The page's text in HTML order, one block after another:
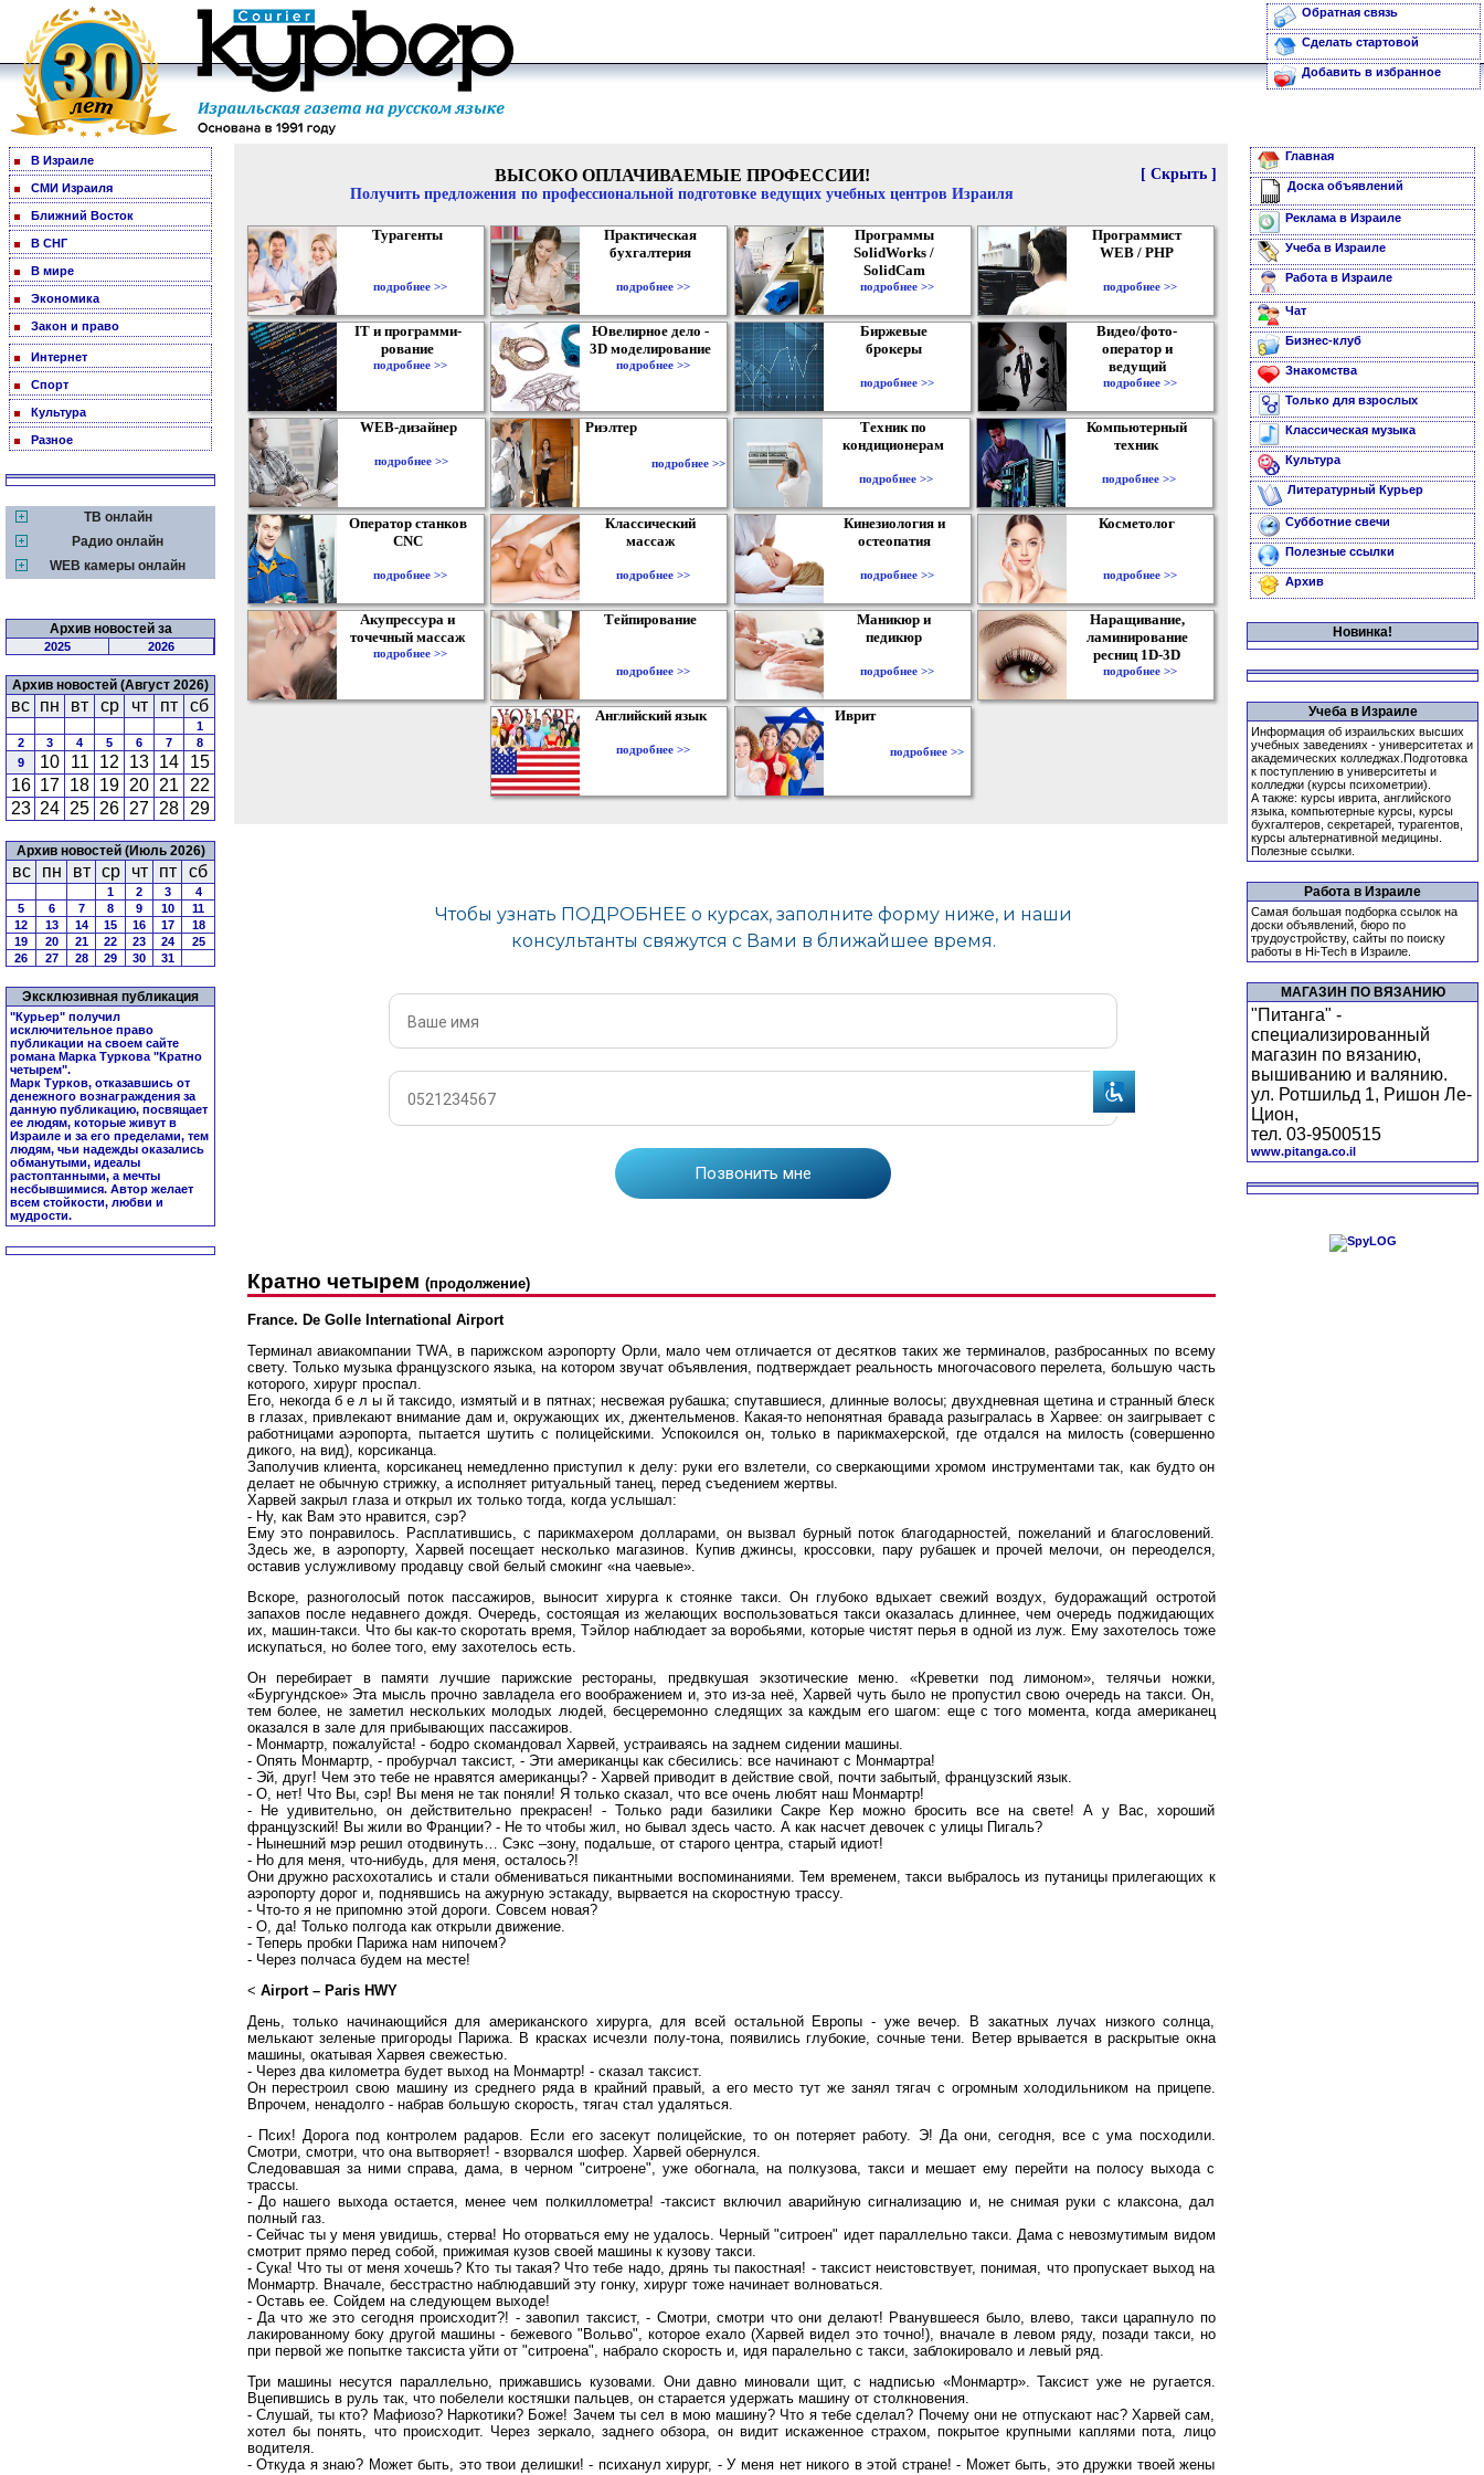
Обратная связь
Сделать стартовой
Добавить в избранное
В Израиле
СМИ Израиля
Ближний Восток
В СНГ
В мире
Экономика
Закон и право
Интернет
Спорт
Культура
Разное
ТВ онлайн
Радио онлайн
WEB камеры онлайн
Архив новостей за
2025 2026
Архив новостей (Август 2026)
вс пн вт ср чт пт сб
1
2
3 4 5 6 7
8
9
10 11 12 13 14
15
16 17 18 19 20 21
22
23 24 25 26 27 28 29
Архив новостей (Июль 2026)
вс пн вт ср чт пт сб
1 2 3
4
5
6 7 8 9 10
11
12
13 14 15 16 17
18
19
20 21 22 23 24
25
26
27 28 29 30 31
Эксклюзивная публикация
"Курьер" получил
исключительное право
публикации на своем сайте
романа Марка Туркова "Кратно
четырем".
Марк Турков, отказавшись от
денежного вознаграждения за
данную публикацию, посвящает
ее людям, которые живут в
Израиле и за его пределами, тем
людям, чьи надежды оказались
обманутыми, идеалы
растоптанными, а мечты
несбывшимися. Автор желает
всем стойкости, любви и
мудрости.
[ Скрыть ]
ВЫСОКО ОПЛАЧИВАЕМЫЕ ПРОФЕССИИ!
Получить предложения по профессиональной подготовке ведущих учебных центров Израиля
Турагенты
подробнее >>
Практическая
бухгалтерия
подробнее >>
Программы
SolidWorks /
SolidCam
подробнее >>
Программист
WEB / PHP
подробнее >>
IT и программи-
рование
подробнее >>
Ювелирное дело -
3D моделирование
подробнее >>
Биржевые
брокеры
подробнее >>
Видео/фото-
оператор и
ведущий
подробнее >>
WEB-дизайнер
подробнее >>
Риэлтер
подробнее >>
Техник по
кондиционерам
подробнее >>
Компьютерный
техник
подробнее >>
Оператор станков
CNC
подробнее >>
Классический
массаж
подробнее >>
Кинезиология и
остеопатия
подробнее >>
Косметолог
подробнее >>
Акупрессура и
точечный массаж
подробнее >>
Тейпирование
подробнее >>
Маникюр и
педикюр
подробнее >>
Наращивание,
ламинирование
ресниц 1D-3D
подробнее >>
Английский язык
подробнее >>
Иврит
подробнее >>
Кратно четырем (продолжение)
France. De Golle International Airport
Терминал авиакомпании TWA, в парижском аэропорту Орли, мало чем отличается от десятков таких же терминалов, разбросанных по всему
свету. Только музыка французского языка, на котором звучат объявления, подтверждает реальность многочасового перелета, большую часть
которого, хирург проспал.
Его, некогда б е л ы й таксидо, измятый и в пятнах; несвежая рубашка; спутавшиеся, длинные волосы; двухдневная щетина и странный блеск
в глазах, привлекают внимание дам и, окружающих их, джентельменов. Какая-то непонятная бравада разыгралась в Харвее: он заигрывает с
работницами аэропорта, пытается шутить с полицейскими. Успокоился он, только в парикмахерской, где отдался на милость (совершенно
дикого, на вид), корсиканца.
Заполучив клиента, корсиканец немедленно приступил к делу: руки его взлетели, со сверкающими хромом инструментами так, как будто он
делает не обычную стрижку, а исполняет ритуальный танец, перед съедением жертвы.
Харвей закрыл глаза и открыл их только тогда, когда услышал:
- Ну, как Вам это нравится, сэр?
Ему это понравилось. Расплатившись, с парикмахером долларами, он вызвал бурный поток благодарностей, пожеланий и благословений.
Здесь же, в аэропорту, Харвей посещает несколько магазинов. Купив джинсы, кроссовки, пару рубашек и прочей мелочи, он переоделся,
оставив услужливому продавцу свой белый смокинг «на чаевые».
Вскоре, разноголосый поток пассажиров, выносит хирурга к стоянке такси. Он глубоко вдыхает свежий воздух, будоражащий остротой
запахов после недавнего дождя. Очередь, состоящая из желающих воспользоваться такси оказалась длиннее, чем очередь поджидающих
их, машин-такси. Что бы как-то скоротать время, Тэйлор наблюдает за воробьями, которые чистят перья в одной из луж. Ему захотелось тоже
искупаться, но более того, ему захотелось есть.
Он перебирает в памяти лучшие парижские рестораны, предвкушая экзотические меню. «Креветки под лимоном», телячьи ножки,
«Бургундское» Эта мысль прочно завладела его воображением и, это из-за неё, Харвей чуть было не пропустил свою очередь на такси. Он,
тем более, не заметил нескольких молодых людей, бесцеремонно следящих за каждым его шагом: еще с того момента, когда американец
оказался в зале для прибывающих пассажиров.
- Монмартр, пожалуйста! - бодро скомандовал Харвей, устраиваясь на заднем сидении машины.
- Опять Монмартр, - пробурчал таксист, - Эти американцы как сбесились: все начинают с Монмартра!
- Эй, друг! Чем это тебе не нравятся американцы? - Харвей приводит в действие свой, почти забытый, французский язык.
- О, нет! Что Вы, сэр! Вы меня не так поняли! Я только сказал, что все очень любят наш Монмартр!
- Не удивительно, он действительно прекрасен! - Только ради базилики Сакре Кер можно бросить все на свете! А у Вас, хороший
французский! Вы жили во Франции? - Не то чтобы жил, но бывал здесь часто. А как насчет девочек с улицы Пигаль?
- Нынешний мэр решил отодвинуть… Сэкс –зону, подальше, от старого центра, старый идиот!
- Но для меня, что-нибудь, для меня, осталось?!
Они дружно расхохотались и стали обмениваться пикантными воспоминаниями. Тем временем, такси выбралось из путаницы прилегающих к
аэропорту дорог и, поднявшись на ажурную эстакаду, вырвается на скоростную трассу.
- Что-то я не припомню этой дороги. Совсем новая?
- О, да! Только полгода как открыли движение.
- Теперь пробки Парижа нам нипочем?
- Через полчаса будем на месте!
< Airport – Paris HWY
День, только начинающийся для американского хирурга, для всей остальной Европы - уже вечер. В закатных лучах низкого солнца,
мелькают зеленые пригороды Парижа. В красках исчезли полу-тона, появились глубокие, сочные тени. Ветер врывается в раскрытые окна
машины, окатывая Харвея свежестью.
- Через два километра будет выход на Монмартр! - сказал таксист.
Он перестроил свою машину из среднего ряда в крайний правый, а его место тут же занял тягач с огромным холодильником на прицепе.
Впрочем, ненадолго - набрав большую скорость, тягач стал удаляться.
- Псих! Дорога под контролем радаров. Если его засекут полицейские, то он потеряет работу. Э! Да они, сегодня, все с ума посходили.
Смотри, смотри, что она вытворяет! - взорвался шофер. Харвей обернулся.
Следовавшая за ними справа, дама, в черном "ситроене", уже обогнала, на полкузова, такси и мешает ему перейти на полосу выхода с
трассы.
- До нашего выхода остается, менее чем полкиллометра! -таксист включил аварийную сигнализацию и, не снимая руки с клаксона, дал
полный газ.
- Сейчас ты у меня увидишь, стерва! Но оторваться ему не удалось. Черный "ситроен" идет параллельно такси. Дама с невозмутимым видом
смотрит прямо перед собой, прижимая кузов своей машины к кузову такси.
- Сука! Что ты от меня хочешь? Кто ты такая? Что тебе надо, дрянь ты пакостная! - таксист неистовствует, понимая, что пропускает выход на
Монмартр. Вначале, бесстрастно наблюдавший эту гонку, хирург тоже начинает волноваться.
- Оставь ее. Сойдем на следующем выходе!
- Да что же это сегодня происходит?! - завопил таксист, - Смотри, смотри что они делают! Рванувшееся было, влево, такси царапнуло по
лакированному боку другой машины - бежевого "Вольво", которое ехало (Харвей видел это точно!), вначале в левом ряду, позади такси, но
при первой же попытке таксиста уйти от "ситроена", набрало скорость и, идя паралельно с такси, заблокировало и левый ряд.
Три машины несутся параллельно, прижавшись кузовами. Они давно миновали щит, с надписью «Монмартр». Таксист уже не ругается.
Вцепившись в руль так, что побелели костяшки пальцев, он старается удержать машину от столкновения.
- Слушай, ты кто? Мафиозо? Наркотики? Боже! Зачем ты сел в мою машину? Что я тебе сделал? Почему они не отпускают нас? Харвей сам,
хотел бы понять, что происходит. Через зеркало, заднего обзора, он видит искаженное страхом, покрытое крупными каплями пота, лицо
водителя.
- Откуда я знаю? Может быть, это твои делишки! - психанул хирург, - У меня нет никого в этой стране! - Может быть, это дружки твоей жены
Главная
Доска объявлений
Реклама в Израиле
Учеба в Израиле
Работа в Израиле
Чат
Бизнес-клуб
Знакомства
Только для взрослых
Классическая музыка
Культура
Литературный Курьер
Субботние свечи
Полезные ссылки
Архив
Новинка!
Учеба в Израиле
Информация об израильских высших
учебных заведениях - университетах и
академических колледжах.Подготовка
к поступлению в университеты и
колледжи (курсы психометрии).
А также: курсы иврита, английского
языка, компьютерные курсы, курсы
бухгалтеров, секретарей, турагентов,
курсы альтернативной медицины.
Полезные ссылки.
Работа в Израиле
Самая большая подборка ссылок на
доски объявлений, бюро по
трудоустройству, сайты по поиску
работы в Hi-Tech в Израиле.
МАГАЗИН ПО ВЯЗАНИЮ
"Питанга" -
специализированный
магазин по вязанию,
вышиванию и валянию.
ул. Ротшильд 1, Ришон Ле-
Цион,
тел. 03-9500515
www.pitanga.co.il